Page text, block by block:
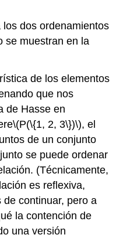
dos ordenamientos
se muestran en la
de los elementos
que nos
de Hasse en
\(P(\{1, 2, 3\})\), el
de un conjunto
se puede ordenar
(Técnicamente,
es reflexiva,
continuar, pero a
la contención de
una versión